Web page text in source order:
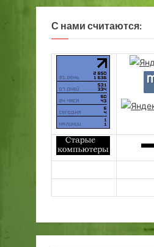
С нами считаются: